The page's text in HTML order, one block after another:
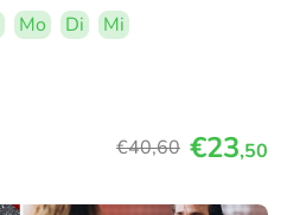
Mo Di
Mi
€40,60 €23,50